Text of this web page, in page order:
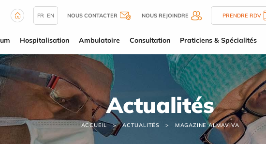
FR EN NOUS CONTACTER NOUS REJOINDRE PRENDRE RDV
Hospitalisation Ambulatoire Consultation Praticiens & Spécialités
Actualités
ACCUEIL ACTUALITÉS MAGAZINE ALMAVIVA